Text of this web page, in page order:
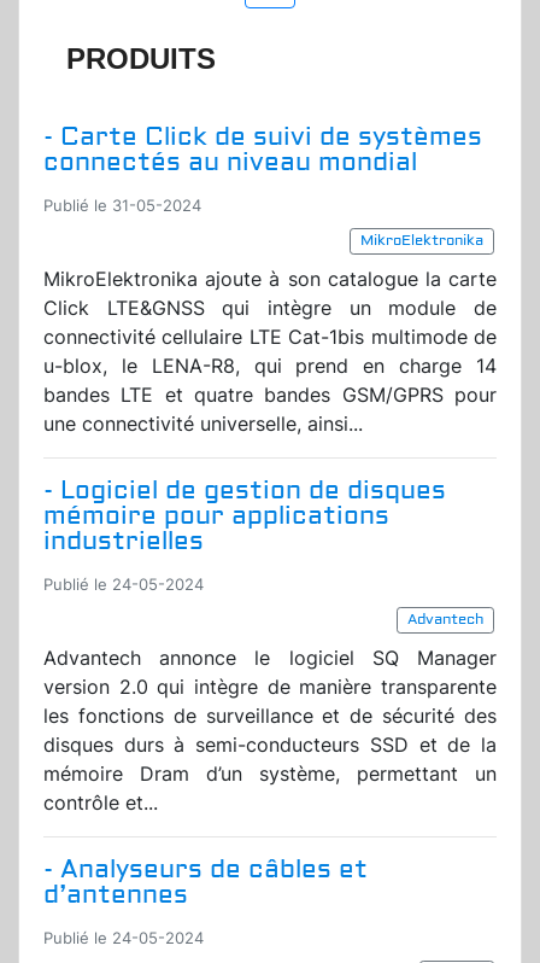
PRODUITS
- Carte Click de suivi de systèmes
connectés au niveau mondial
Publié le 31-05-2024
MikroElektronika
MikroElektronika ajoute à son catalogue la carte
Click LTE&GNSS qui intègre un module de
connectivité cellulaire LTE Cat-1bis multimode de
u-blox, le LENA-R8, qui prend en charge 14
bandes LTE et quatre bandes GSM/GPRS pour
une connectivité universelle, ainsi...
- Logiciel de gestion de disques
mémoire pour applications
industrielles
Publié le 24-05-2024
Advantech
Advantech annonce le logiciel SQ Manager
version 2.0 qui intègre de manière transparente
les fonctions de surveillance et de sécurité des
disques durs à semi-conducteurs SSD et de la
mémoire Dram d’un système, permettant un
contrôle et...
- Analyseurs de câbles et
d’antennes
Publié le 24-05-2024